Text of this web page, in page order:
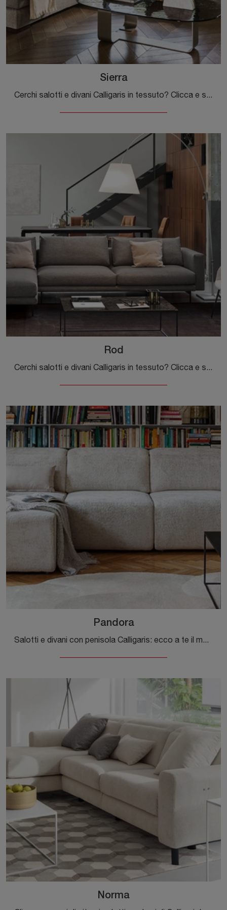
Sierra
Cerchi salotti e divani Calligaris in tessuto? Clicca e scopri di più sul modello Sierra per spazi moderni.
Rod
Cerchi salotti e divani Calligaris in tessuto? Clicca e scopri di più sul modello Rod per spazi moderni.
Pandora
Salotti e divani con penisola Calligaris: ecco a te il modello Pandora in tessuto per completare il living.
Norma